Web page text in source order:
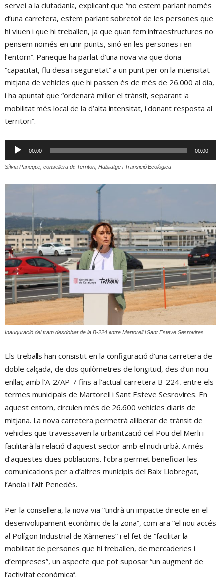
servei a la ciutadania, explicant que “no estem parlant només
d’una carretera, estem parlant sobretot de les persones que
hi viuen i que hi treballen, ja que quan fem infraestructures no
pensem només en unir punts, sinó en les persones i en
l’entorn”. Paneque ha parlat d’una nova via que dona
“capacitat, fluïdesa i seguretat” a un punt per on la intensitat
mitjana de vehicles que hi passen és de més de 26.000 al dia,
i ha apuntat que “ordenarà millor el trànsit, separant la
mobilitat més local de la d’alta intensitat, i donant resposta al
territori”.
Reproductor
d'àudio
00:00 00:00
Sílvia Paneque, consellera de Territori, Habitatge i Transició Ecològica
Inauguració del tram desdoblat de la B-224 entre Martorell i Sant Esteve Sesrovires
Els treballs han consistit en la configuració d’una carretera de
doble calçada, de dos quilòmetres de longitud, des d’un nou
enllaç amb l’A-2/AP-7 fins a l’actual carretera B-224, entre els
termes municipals de Martorell i Sant Esteve Sesrovires. En
aquest entorn, circulen més de 26.600 vehicles diaris de
mitjana. La nova carretera permetrà alliberar de trànsit de
vehicles que travessaven la urbanització del Pou del Merli i
facilitarà la relació d’aquest sector amb el nucli urbà. A més
d’aquestes dues poblacions, l’obra permet beneficiar les
comunicacions per a d’altres municipis del Baix Llobregat,
l’Anoia i l’Alt Penedès.
Per la consellera, la nova via “tindrà un impacte directe en el
desenvolupament econòmic de la zona”, com ara “el nou accés
al Polígon Industrial de Xàmenes” i el fet de “facilitar la
mobilitat de persones que hi treballen, de mercaderies i
d’empreses”, un aspecte que pot suposar “un augment de
l’activitat econòmica”.